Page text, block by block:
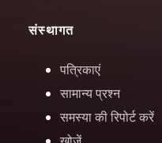
संस्थागत
पत्रिकाएं
सामान्य प्रश्न
समस्या की रिपोर्ट करें